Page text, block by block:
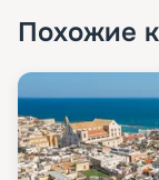
Похожие